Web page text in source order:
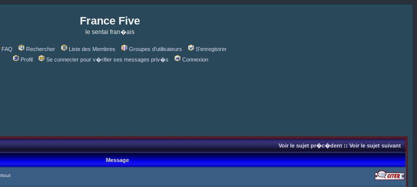
France Five
le sentai fran�ais
FAQ Rechercher Liste des Membres Groupes d'utilisateurs
S'enregistrer
Profil
Se connecter pour v�rifier ses messages priv�s Connexion
Voir le sujet pr�c�dent::Voir le sujet suivant
Message